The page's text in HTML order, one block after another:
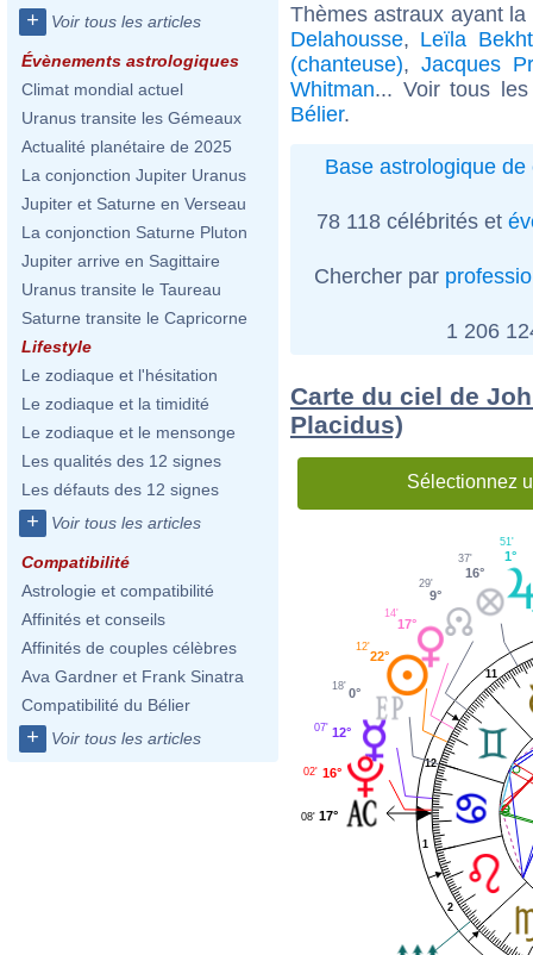
+ Voir tous les articles
Évènements astrologiques
Climat mondial actuel
Uranus transite les Gémeaux
Actualité planétaire de 2025
La conjonction Jupiter Uranus
Jupiter et Saturne en Verseau
La conjonction Saturne Pluton
Jupiter arrive en Sagittaire
Uranus transite le Taureau
Saturne transite le Capricorne
Lifestyle
Le zodiaque et l'hésitation
Le zodiaque et la timidité
Le zodiaque et le mensonge
Les qualités des 12 signes
Les défauts des 12 signes
+ Voir tous les articles
Compatibilité
Astrologie et compatibilité
Affinités et conseils
Affinités de couples célèbres
Ava Gardner et Frank Sinatra
Compatibilité du Bélier
+ Voir tous les articles
Thèmes astraux ayant
Delahousse, Leïla
(chanteuse), Jacques
Whitman... Voir tous
Bélier.
Base astrologique de
78 118 célébrités et
Chercher par
1 206
Carte du ciel de
Placidus)
Sélectionnez
1
2
11
12
1°
51'
16°
37'
9°
29'
17°
14'
22°
12'
0°
18'
12°
07'
16°
02'
17°
08'